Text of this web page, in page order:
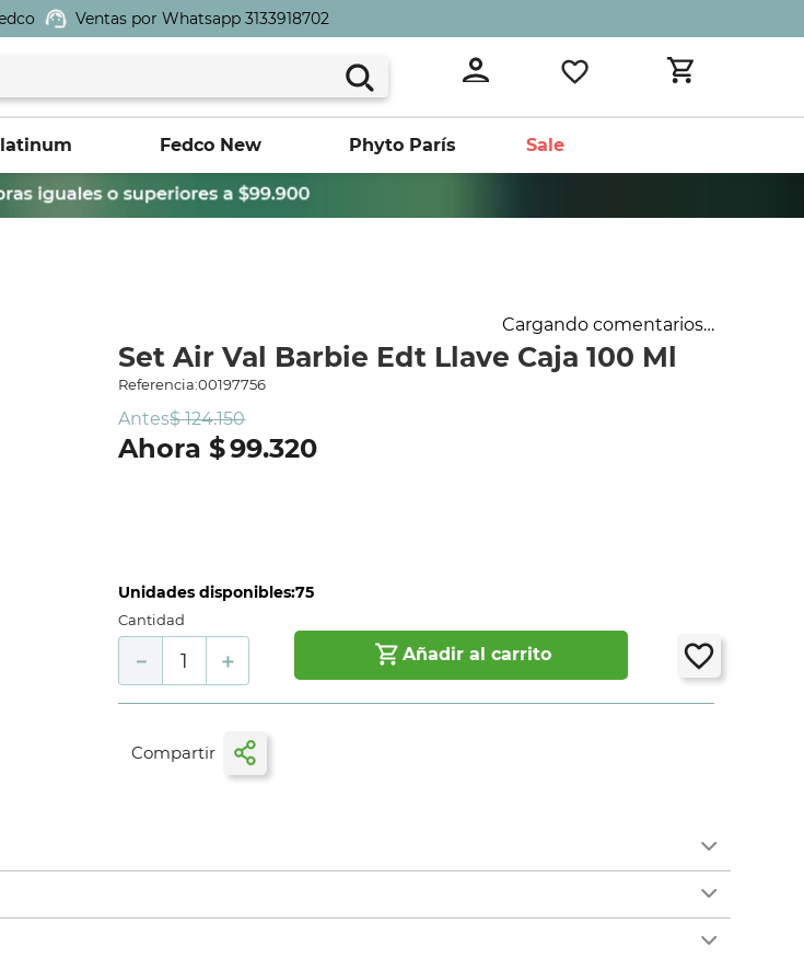
Ventas por Whatsapp 3133918702
Fedco New Phyto París Sale
Cargando comentarios…
Set Air Val Barbie Edt Llave Caja 100 Ml
Referencia:00197756
Antes$ 124.150
$99.320
Unidades disponibles:75
Cantidad
＋
－ Añadir al carrito